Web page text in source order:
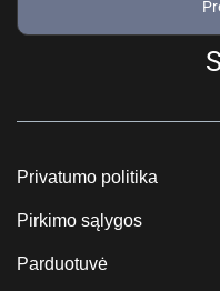
Privatumo politika
Pirkimo sąlygos
Parduotuvė